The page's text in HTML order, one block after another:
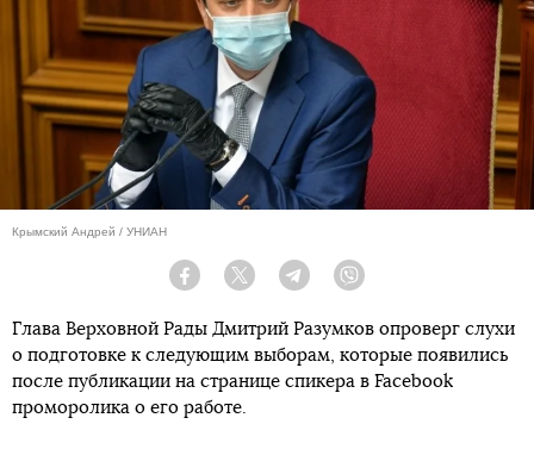
Крымский Андрей / УНИАН
Facebook Twitter Telegram
Глава Верховной Рады Дмитрий Разумков опроверг слухи
о подготовке к следующим выборам, которые появились
после публикации на странице спикера в Facebook
проморолика о его работе.